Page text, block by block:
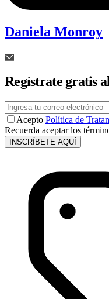
Daniela Monroy
Regístrate gratis
Acepto Política de
Recuerda aceptar los
INSCRÍBETE AQUÍ